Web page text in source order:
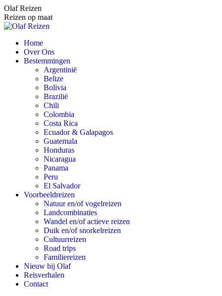
Spring
naar
content
Olaf Reizen
Reizen op maat
Home
Over Ons
Bestemmingen
Argentinië
Belize
Bolivia
Brazilië
Chili
Colombia
Costa Rica
Ecuador & Galapagos
Guatemala
Honduras
Nicaragua
Panama
Peru
El Salvador
Voorbeeldreizen
Natuur en/of vogelreizen
Landcombinaties
Wandel en/of actieve reizen
Duik en/of snorkelreizen
Cultuurreizen
Road trips
Familiereizen
Nieuw bij Olaf
Reisverhalen
Contact